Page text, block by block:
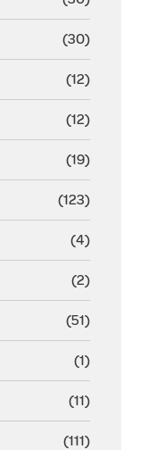
(30)
(12)
(12)
(19)
(123)
(4)
(2)
(51)
(1)
(11)
(111)